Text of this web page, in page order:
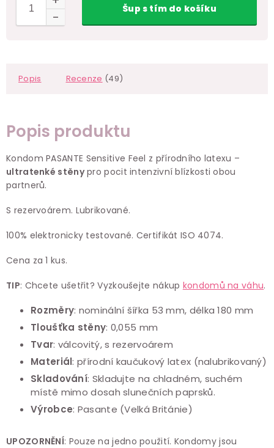
Šups tímdo košíku
Popis Recenze (49)
Popis produktu
Kondom PASANTE Sensitive Feel z přírodního latexu –
ultratenké stěnypro pocit intenzivní blízkosti obou
partnerů.
S rezervoárem. Lubrikované.
100% elektronicky testované. Certifikát ISO 4074.
Cena za 1 kus.
TIP: Chcete ušetřit? Vyzkoušejte nákup kondomů na váhu.
Rozměry: nominální šířka 53 mm, délka 180 mm
Tloušťka stěny: 0,055 mm
Tvar: válcovitý, s rezervoárem
Materiál: přírodní kaučukový latex (nalubrikovaný)
Skladování: Skladujte na chladném, suchém
místě mimo dosah slunečních paprsků.
Výrobce: Pasante (Velká Británie)
UPOZORNĚNÍ: Pouze na jedno použití. Kondomy jsou